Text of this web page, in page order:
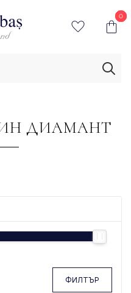
0
0
ДИАМАНТ
ФИЛТЪР